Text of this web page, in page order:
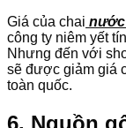
Giá của chai nước
công ty niêm yết
Nhưng đến với
sẽ được giảm giá
toàn quốc.
6. Nguồn